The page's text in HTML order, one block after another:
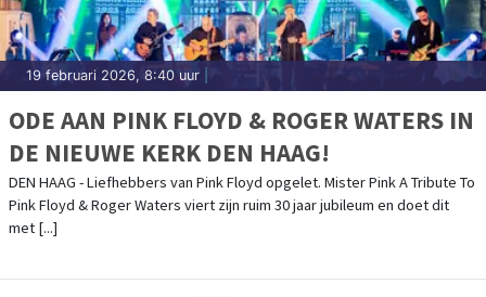
19 februari 2026, 8:40 uur
ODE AAN PINK FLOYD & ROGER WATERS IN
DE NIEUWE KERK DEN HAAG!
DEN HAAG - Liefhebbers van Pink Floyd opgelet. Mister Pink A Tribute To
Pink Floyd & Roger Waters viert zijn ruim 30 jaar jubileum en doet dit
met [...]